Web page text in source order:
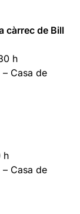
càrrec de Bill
h
Casa de
h
Casa de